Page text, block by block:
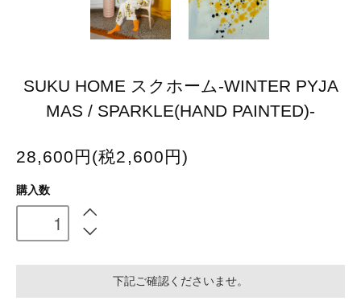
SUKU HOME スクホーム-WINTER PYJA
MAS / SPARKLE(HAND PAINTED)-
28,600円(税2,600円)
購入数
下記ご確認くださいませ。